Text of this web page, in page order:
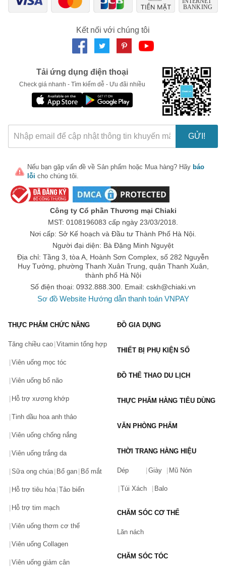
Kết nối với chúng tôi
Tải ứng dụng điện thoại
Check giá nhanh - Tìm kiếm dễ - Ưu đãi nhiều
GỬI!
Nếu bạn gặp vấn đề về Sản phẩm hoặc Mua hàng? Hãy báo
lỗi cho chúng tôi.
Công ty Cổ phần Thương mại Chiaki
MST: 0108196083 cấp ngày 23/03/2018.
Nơi cấp: Sở Kế hoạch và Đầu tư Thành Phố Hà Nội.
Người đại diện: Bà Đặng Minh Nguyệt
Địa chỉ: Tầng 3, tòa A, Hoành Sơn Complex, số 282 Nguyễn
Huy Tưởng, phường Thanh Xuân Trung, quận Thanh Xuân,
thành phố Hà Nội
Số điện thoại: 0932.888.300. Email: cskh@chiaki.vn
Sơ đồ Website Hướng dẫn thanh toán VNPAY
THỰC PHẨM CHỨC NĂNG
Tăng chiều cao Vitamin tổng hợp
Viên uống mọc tóc
Viên uống bổ não
Hỗ trợ xương khớp
Tinh dầu hoa anh thảo
Viên uống chống nắng
Viên uống trắng da
Sữa ong chúa Bổ gan Bổ mắt
Hỗ trợ tiêu hóa Tảo biển
Hỗ trợ tim mạch
Viên uống thơm cơ thể
Viên uống Collagen
Viên uống giảm cân
ĐỒ GIA DỤNG
THIẾT BỊ PHỤ KIỆN SỐ
ĐỒ THỂ THAO DU LỊCH
THỰC PHẨM HÀNG TIÊU DÙNG
VĂN PHÒNG PHẨM
THỜI TRANG HÀNG HIỆU
Dép Giày Mũ Nón
Túi Xách Balo
CHĂM SÓC CƠ THỂ
Lăn nách
CHĂM SÓC TÓC